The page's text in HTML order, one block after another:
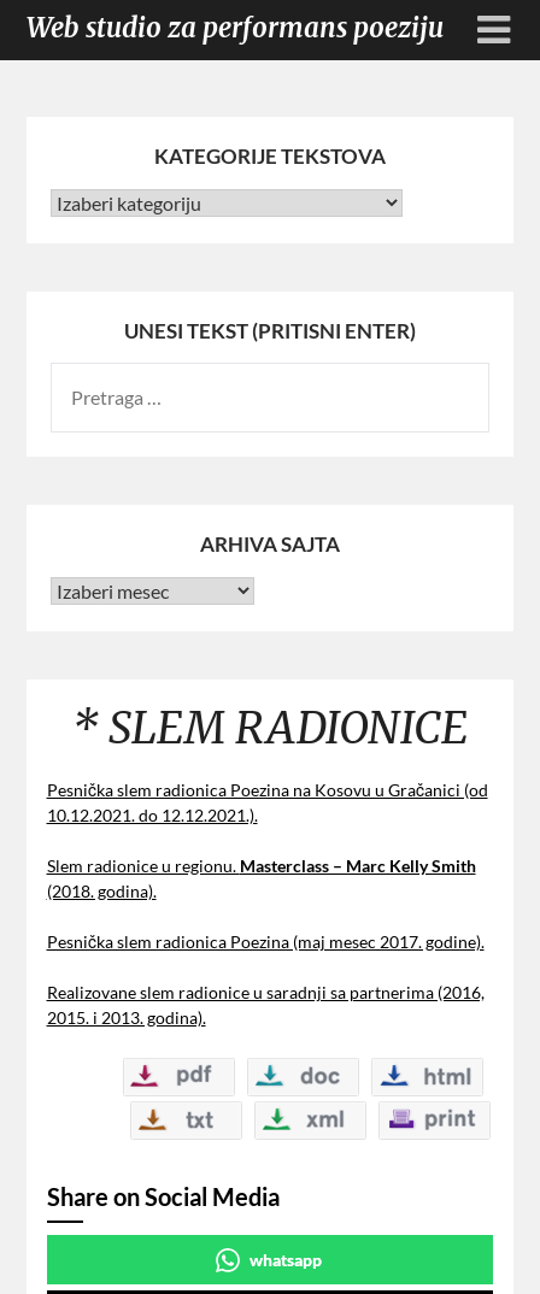
Web studio za performans poeziju
KATEGORIJE TEKSTOVA
UNESI TEKST (PRITISNI ENTER)
ARHIVA SAJTA
* SLEM RADIONICE
Pesnička slem radionica Poezina na Kosovu u Gračanici (od
10.12.2021. do 12.12.2021.).
Slem radionice u regionu. Masterclass – Marc Kelly Smith
(2018. godina).
Pesnička slem radionica Poezina (maj mesec 2017. godine).
Realizovane slem radionice u saradnji sa partnerima (2016,
2015. i 2013. godina).
Share on Social Media
whatsapp